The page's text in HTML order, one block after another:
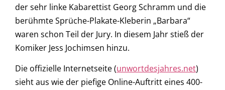
der sehr linke Kabarettist Georg Schramm und die
berühmte Sprüche-Plakate-Kleberin „Barbara“
waren schon Teil der Jury. In diesem Jahr stieß der
Komiker Jess Jochimsen hinzu.
Die offizielle Internetseite (unwortdesjahres.net)
sieht aus wie der piefige Online-Auftritt eines 400-